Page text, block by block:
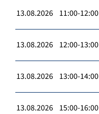
13.08.2026 11:00-12:00
13.08.2026 12:00-13:00
13.08.2026 13:00-14:00
13.08.2026 15:00-16:00